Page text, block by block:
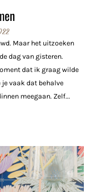
Maar het uitzoeken
dag van gisteren.
dat ik graag wilde
vaak dat behalve
meegaan. Zelf...